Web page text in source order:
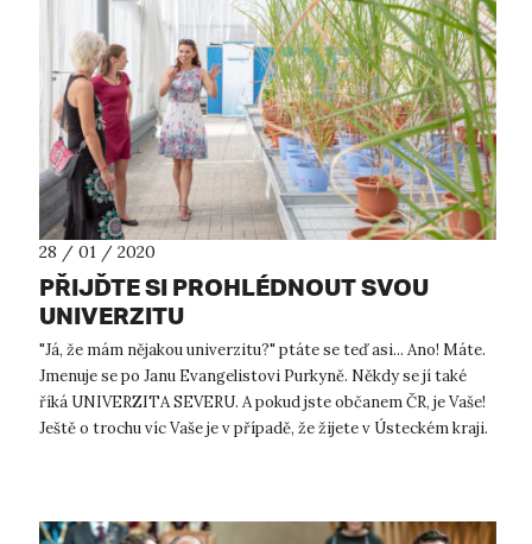
28 / 01 / 2020
PŘIJĎTE SI PROHLÉDNOUT SVOU
UNIVERZITU
"Já, že mám nějakou univerzitu?" ptáte se teď asi... Ano! Máte.
Jmenuje se po Janu Evangelistovi Purkyně. Někdy se jí také
říká UNIVERZITA SEVERU. A pokud jste občanem ČR, je Vaše!
Ještě o trochu víc Vaše je v případě, že žijete v Ústeckém kraji.